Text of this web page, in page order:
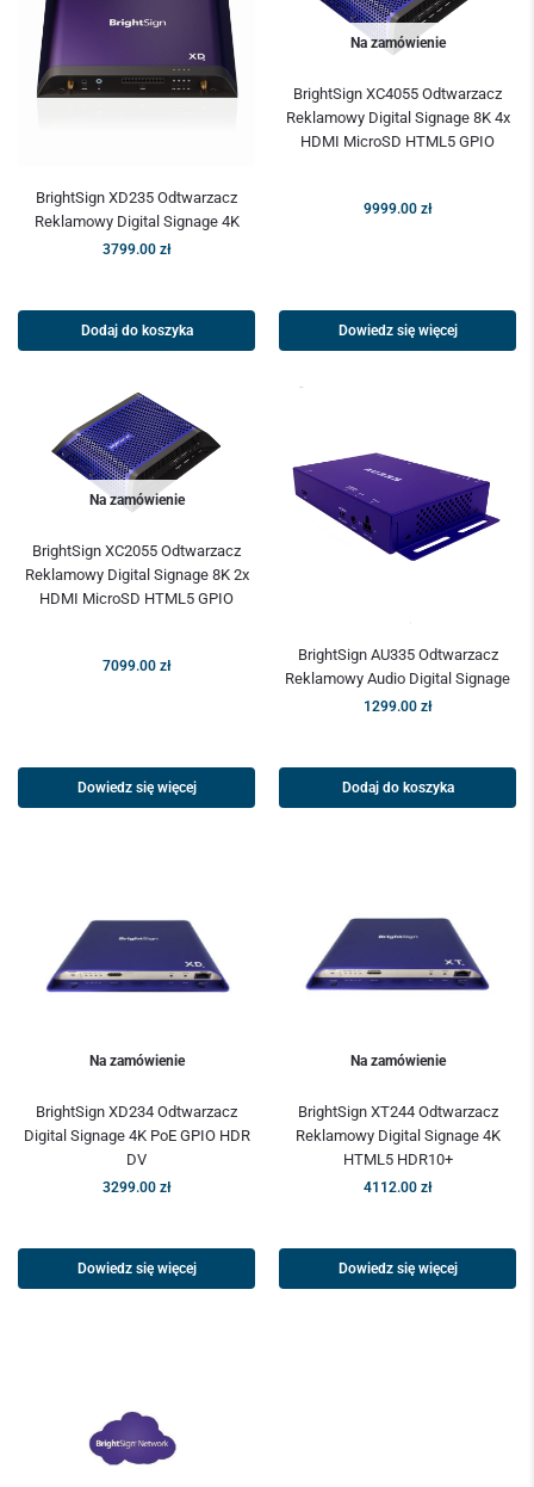
BrightSign XD235 Odtwarzacz
Reklamowy Digital Signage 4K
3799.00 zł
Dodaj do koszyka
Na zamówienie
BrightSign XC4055 Odtwarzacz
Reklamowy Digital Signage 8K 4x
HDMI MicroSD HTML5 GPIO
9999.00 zł
Dowiedz się więcej
Na zamówienie
BrightSign XC2055 Odtwarzacz
Reklamowy Digital Signage 8K 2x
HDMI MicroSD HTML5 GPIO
7099.00 zł
Dowiedz się więcej
BrightSign AU335 Odtwarzacz
Reklamowy Audio Digital Signage
1299.00 zł
Dodaj do koszyka
Na zamówienie
BrightSign XD234 Odtwarzacz
Digital Signage 4K PoE GPIO HDR
DV
3299.00 zł
Dowiedz się więcej
Na zamówienie
BrightSign XT244 Odtwarzacz
Reklamowy Digital Signage 4K
HTML5 HDR10+
4112.00 zł
Dowiedz się więcej